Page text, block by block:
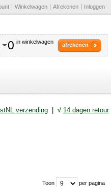
Winkelwagen Afrekenen Inloggen
0 in winkelwagen afrekenen
verzending| √ 14 dagen retour
Toon per pagina